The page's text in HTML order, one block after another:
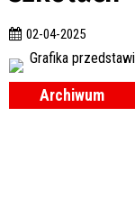
02-04-2025
Archiwum